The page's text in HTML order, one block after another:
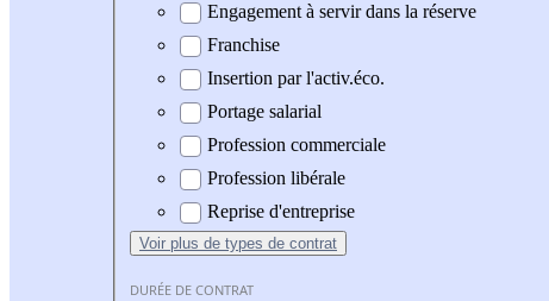
Engagement à servir dans la réserve
Franchise
Insertion par l'activ.éco.
Portage salarial
Profession commerciale
Profession libérale
Reprise d'entreprise
Voir plus de types de contrat
DURÉE DE CONTRAT